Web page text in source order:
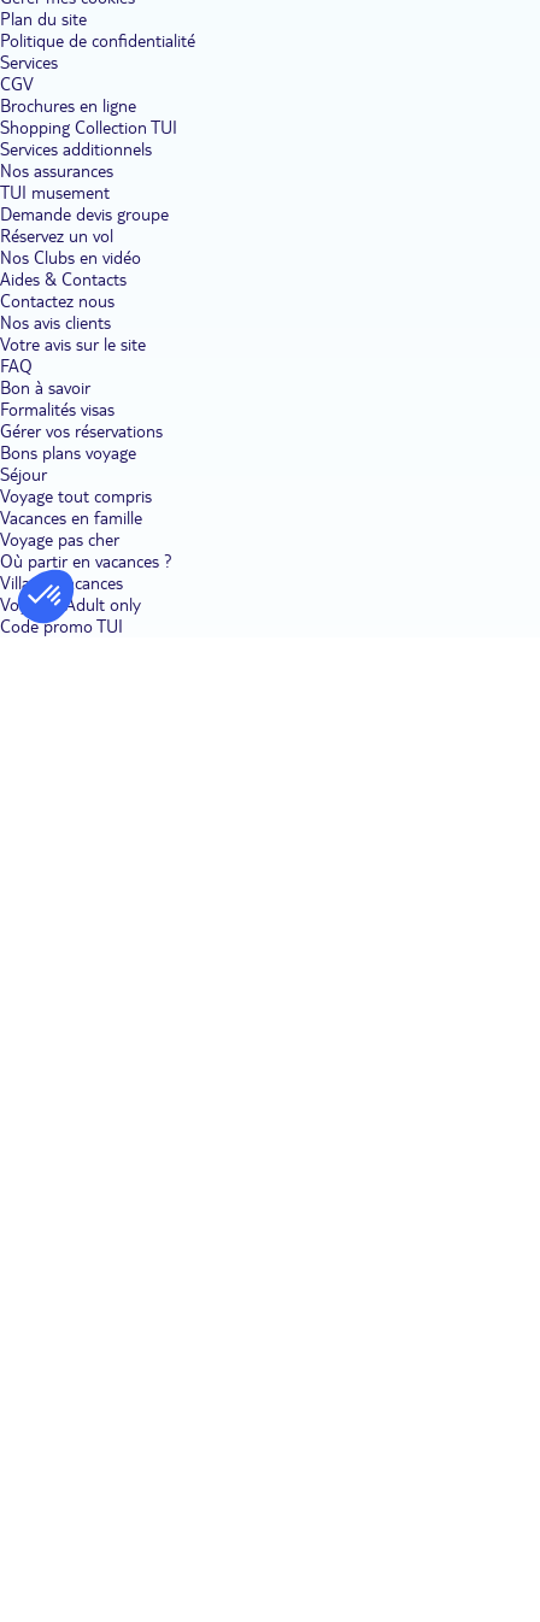
Plan du site
Politique de confidentialité
Services
CGV
Brochures en ligne
Shopping Collection TUI
Services additionnels
Nos assurances
TUI musement
Demande devis groupe
Réservez un vol
Nos Clubs en vidéo
Aides & Contacts
Contactez nous
Nos avis clients
Votre avis sur le site
FAQ
Bon à savoir
Formalités visas
Gérer vos réservations
Bons plans voyage
Séjour
Voyage tout compris
Vacances en famille
Voyage pas cher
Où partir en vacances ?
Villages vacances
Voyages Adult only
Code promo TUI